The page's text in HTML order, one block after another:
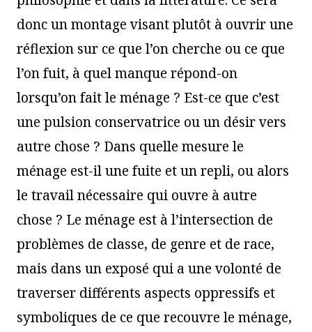
donc un montage visant plutôt à ouvrir une
réflexion sur ce que l’on cherche ou ce que
l’on fuit, à quel manque répond-on
lorsqu’on fait le ménage ? Est-ce que c’est
une pulsion conservatrice ou un désir vers
autre chose ? Dans quelle mesure le
ménage est-il une fuite et un repli, ou alors
le travail nécessaire qui ouvre à autre
chose ? Le ménage est à l’intersection de
problèmes de classe, de genre et de race,
mais dans un exposé qui a une volonté de
traverser différents aspects oppressifs et
symboliques de ce que recouvre le ménage,